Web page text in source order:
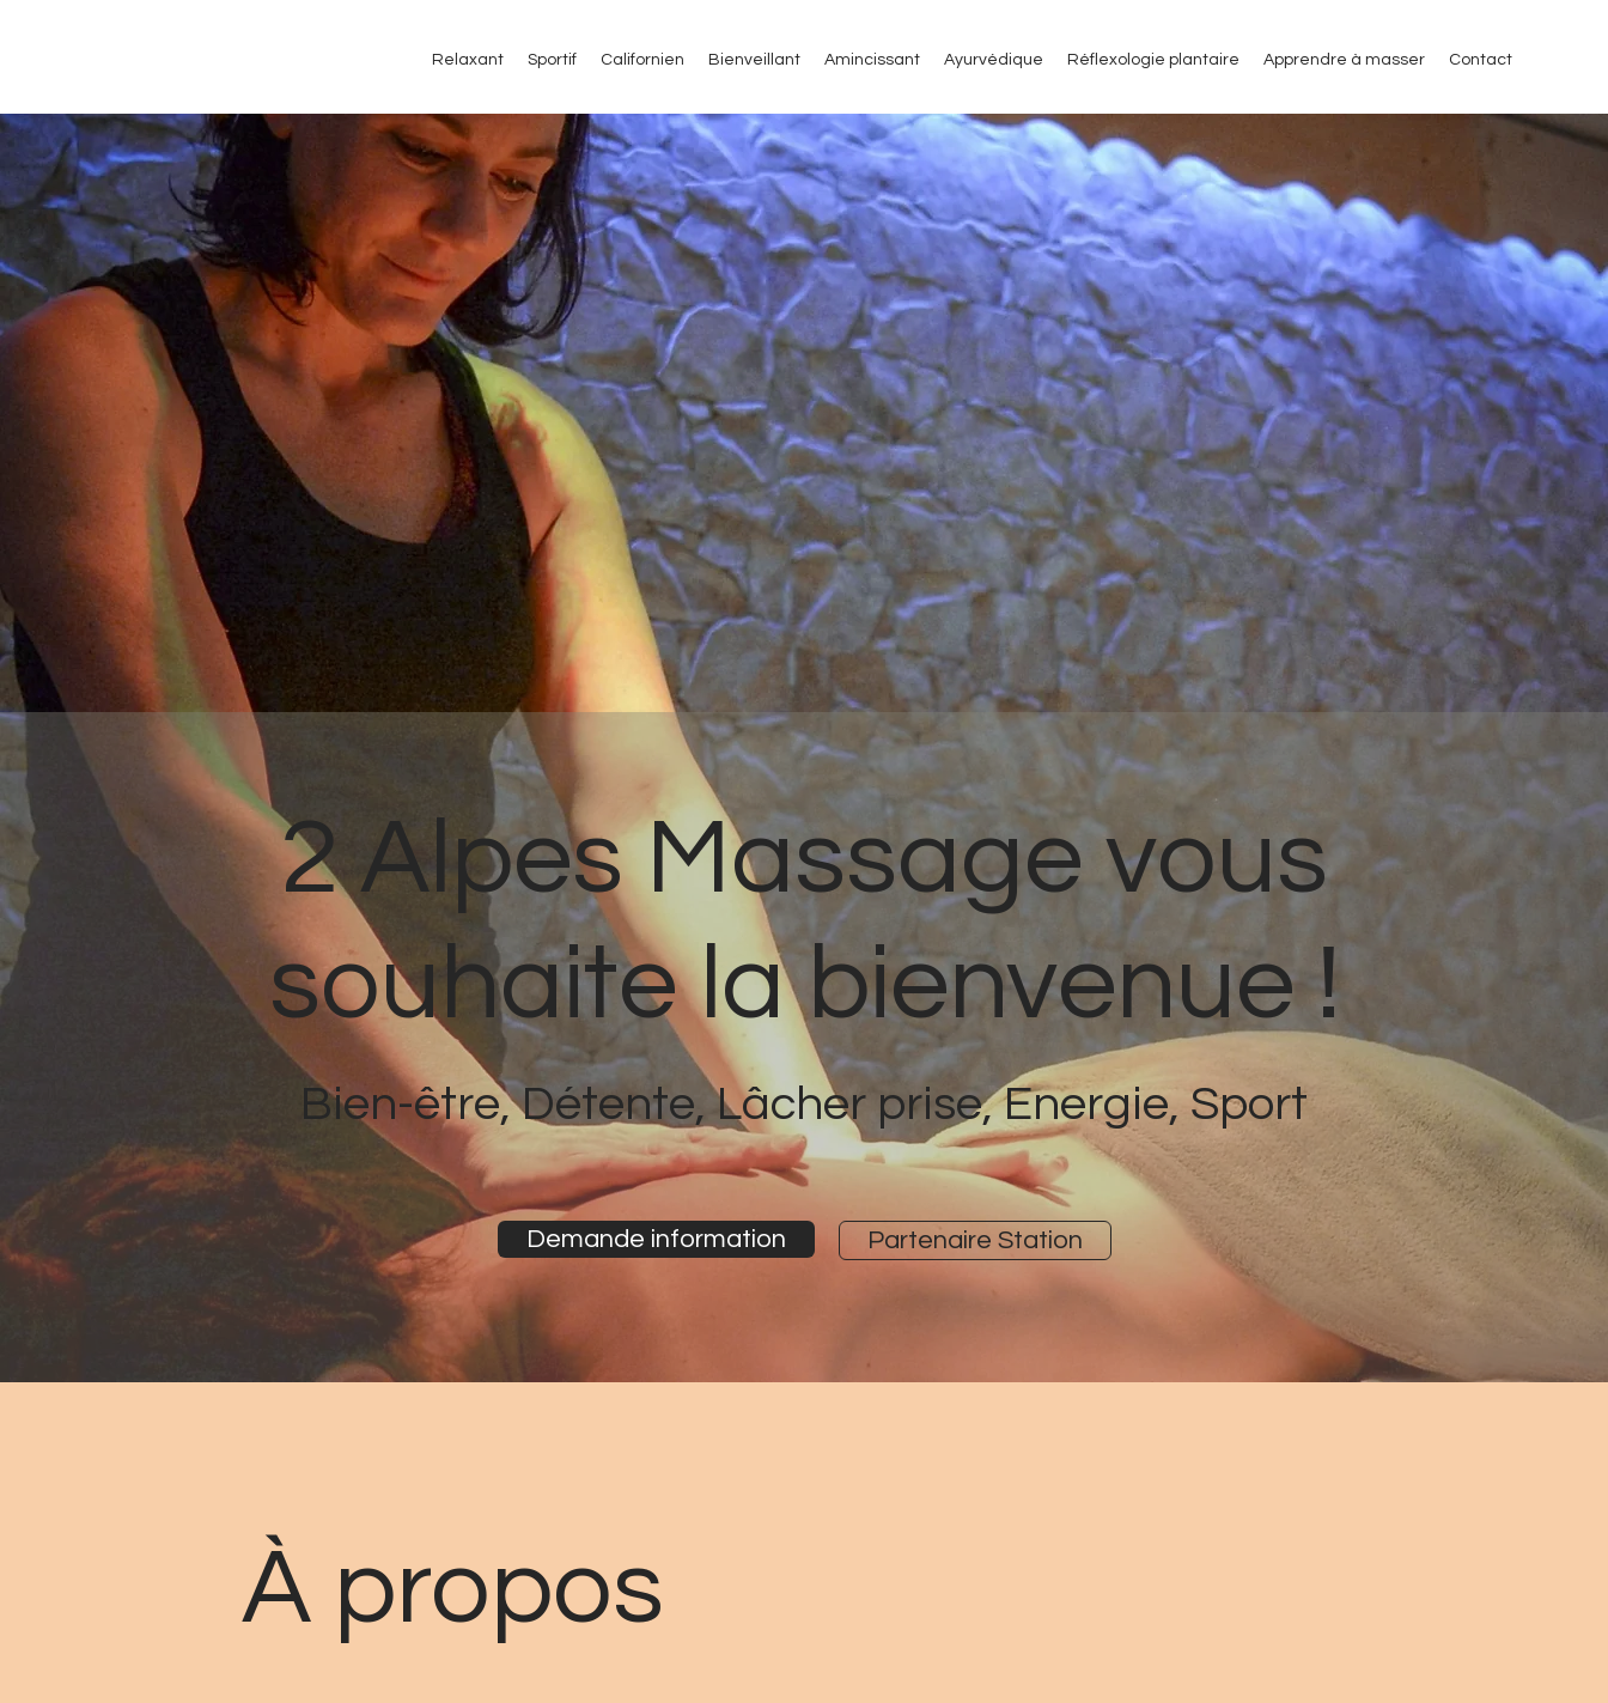
Relaxant Sportif Californien Bienveillant Amincissant Ayurvédique Réflexologie plantaire Apprendre à masser Contact
2 Alpes Massage vous
souhaite la bienvenue !
Bien-être, Détente, Lâcher prise, Energie, Sport
Demande information Partenaire Station
À propos